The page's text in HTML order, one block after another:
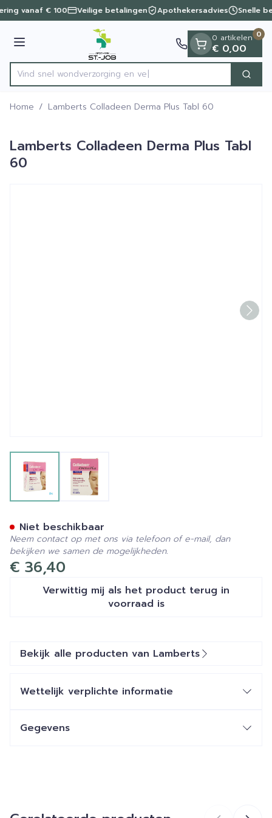
Ga naar de inhoud
1 van 1
vanaf € 100 Veilige betalingen Apothekersadvies Snelle
Menu
Product, merk, categorie...
Vind snel wondverzorgi Zoek
0 artikelen
€ 0,00
0
Home / Lamberts Colladeen Derma Plus Tabl 60
Lamberts Colladeen Derma Plus Tabl
60
View larger imageView larger image
€ 36,40
Verwittig mij als het product terug in
voorraad is
Niet beschikbaar
Neem contact op met ons via telefoon of e-mail, dan
bekijken we samen de mogelijkheden.
Bekijk alle producten van Lamberts
Wettelijk verplichte informatie
Gegevens